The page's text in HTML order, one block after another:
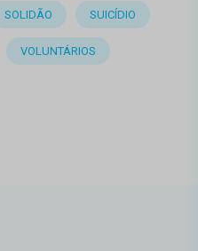
SOLIDÃO SUICÍDIO
VOLUNTÁRIOS